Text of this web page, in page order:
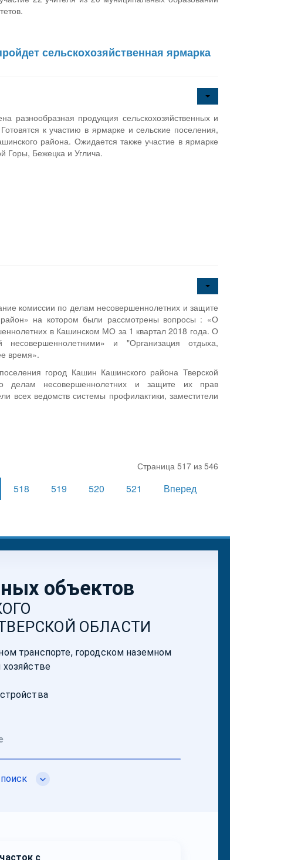
сельскохозяйственная ярмарка
разнообразная продукция сельскохозяйственных и
к участию в ярмарке и сельские поселения,
района. Ожидается также участие в ярмарке
Горы, Бежецка и Углича.
комиссии по делам несовершеннолетних и защите
на котором были рассмотрены вопросы : «О
в Кашинском МО за 1 квартал 2018 года. О
и "Организация отдыха,
время».
город Кашин Кашинского района Тверской
делам несовершеннолетних и защите их прав
всех ведомств системы профилактики, заместители
Страница 517 из 546
518 519 520 521
Вперед